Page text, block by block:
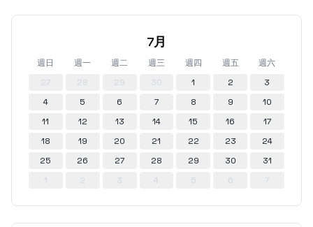
7月
週日 週一 週二 週三 週四 週五
週六
27
28 29 30 1 2
3
4
5 6 7 8 9
10
11
12 13 14 15 16
17
18
19 20 21 22 23
24
25
26 27 28 29 30
31
1
2 3 4 5 6 7